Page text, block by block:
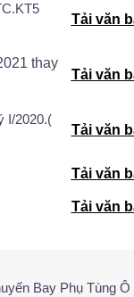
Tải văn
thay
Tải văn
I/2020.(
Tải văn
Tải văn
Tải văn
Bay Phụ Tùng Ô